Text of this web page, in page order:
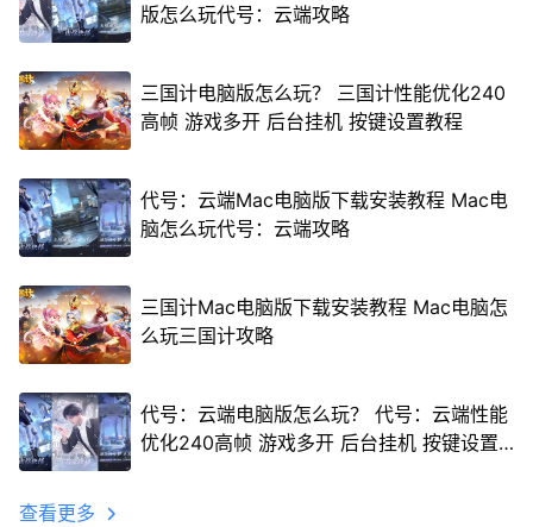
版怎么玩代号：云端攻略
三国计电脑版怎么玩？ 三国计性能优化240
高帧 游戏多开 后台挂机 按键设置教程
代号：云端Mac电脑版下载安装教程 Mac电
脑怎么玩代号：云端攻略
三国计Mac电脑版下载安装教程 Mac电脑怎
么玩三国计攻略
代号：云端电脑版怎么玩？ 代号：云端性能
优化240高帧 游戏多开 后台挂机 按键设置
查看更多